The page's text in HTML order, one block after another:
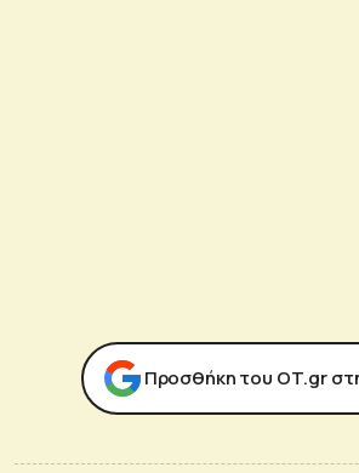
Προσθήκη του ΟΤ.gr